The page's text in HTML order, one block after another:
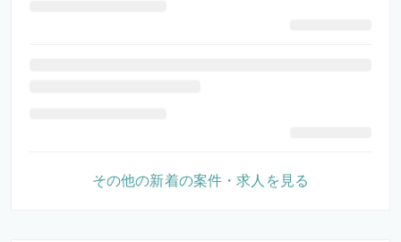
その他の新着の案件・求人を見る